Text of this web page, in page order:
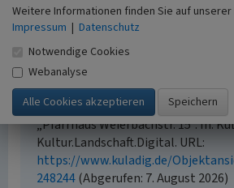
Urheberrechtlicher Hinweis
Der hier präsentierte Inhalt ist
geschützt. Die angezeigten Medien
möglicherweise zusätzlichen
Bedingungen, die an diesen
Empfohlene Zitierweise
„Pfarrhaus Weierbachstr. 15”. In:
Kultur.Landschaft.Digital. URL:
https://www.kuladig.de/
248244(Abgerufen: 7. August 2026)
Weitere Informationen finden Sie auf
Impressum | Datenschutz
Notwendige Cookies
Webanalyse